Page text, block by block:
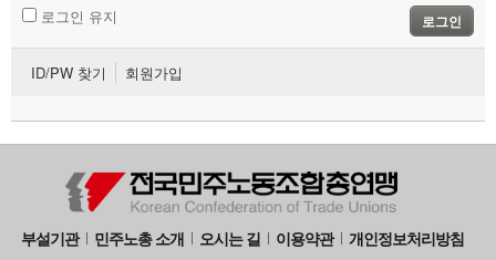
로그인 유지 로그인
ID/PW 찾기 회원가입
부설기관 민주노총 소개 오시는 길 이용약관 개인정보처리방침
업무